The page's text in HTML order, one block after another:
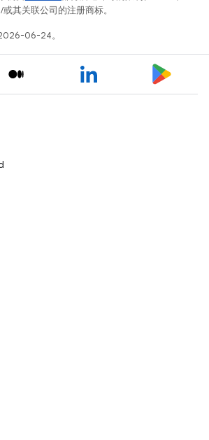
其关联公司的注册商标。
06-24。